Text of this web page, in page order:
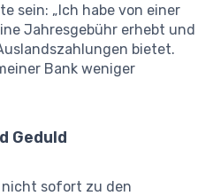
sein: „Ich habe von einer
Jahresgebühr erhebt und
bietet.
Bank weniger
Geduld
nicht sofort zu den